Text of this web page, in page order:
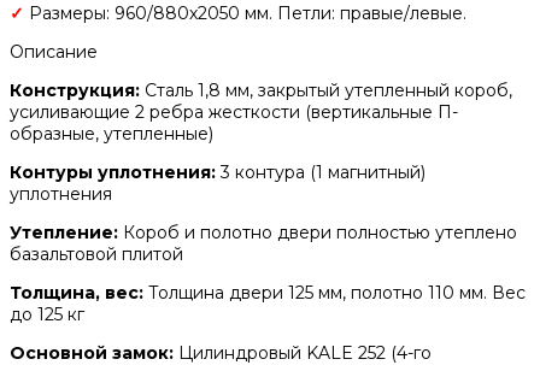
✓ Размеры: 960/880х2050 мм. Петли: правые/левые.
Описание
Конструкция: Сталь 1,8 мм, закрытый утепленный короб,
усиливающие 2 ребра жесткости (вертикальные П-
образные, утепленные)
Контуры уплотнения:3 контура (1 магнитный)
уплотнения
Утепление: Короб и полотно двери полностью утеплено
базальтовой плитой
Толщина, вес: Толщина двери 125 мм, полотно 110 мм. Вес
до 125 кг
Основной замок: Цилиндровый KALE 252 (4-го